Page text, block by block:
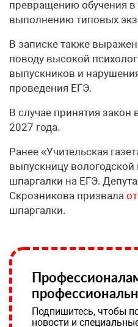
превращению обучения в
выполнению типовых
В записке также
поводу высокой
выпускников и
проведения ЕГЭ.
В случае принятия закон
2027 года.
Ранее «Учительская
выпускницу
шпаргалки на ЕГЭ.
Скрозникова призвала
шпаргалки.
Подпишитесь, чтобы
новости и